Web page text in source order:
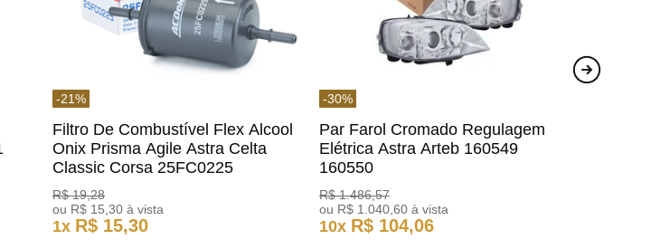
-21%
Filtro De Combustível Flex Alcool
Onix Prisma Agile Astra Celta
Classic Corsa 25FC0225
ACDelco
R$ 19,28
ou R$ 15 ,30 à vista
1x R$ 15,30
-30%
Par Farol Cromado Regulagem
Elétrica Astra Arteb 160549
160550
R$ 1.486,57
ou R$ 1 .040 ,60 à vista
10x R$ 104,06